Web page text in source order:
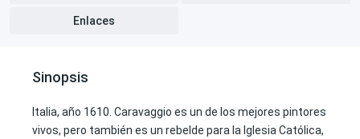
Enlaces
Sinopsis
Italia, año 1610. Caravaggio es un de los mejores pintores
vivos, pero también es un rebelde para la Iglesia Católica,